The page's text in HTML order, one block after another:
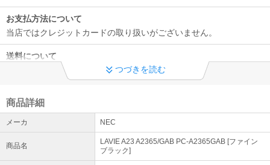
お支払方法について
当店ではクレジットカードの取り扱いがございません。
送料について
沖縄（船便）・離島は別途送料がかかります。
つづきを読む
商品詳細
メーカ NEC
商品名
LAVIE A23 A2365/GAB PC-A2365GAB [ファイン
ブラック]